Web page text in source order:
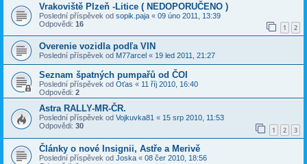
Vrakoviště Plzeň -Litice ( NEDOPORUČENO )
Poslední příspěvek od sopik.paja « 09 úno 2011, 13:39
Odpovědi: 16 1 2
Overenie vozidla podľa VIN
Poslední příspěvek od M77arcel « 19 led 2011, 21:27
Seznam špatných pumpařů od ČOI
Poslední příspěvek od Oťas « 11 říj 2010, 16:40
Odpovědi: 2
Astra RALLY-MR-ČR.
Poslední příspěvek od Vojkuvka81 « 15 srp 2010, 11:53
Odpovědi: 30 1 2 3
Články o nové Insignii, Astře a Merivě
Poslední příspěvek od Joska « 08 čer 2010, 18:56